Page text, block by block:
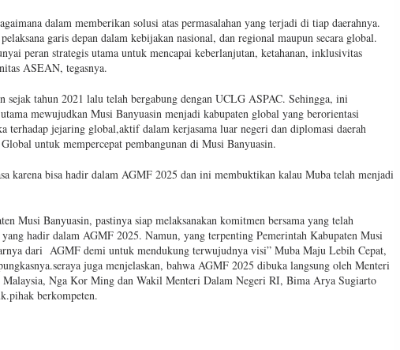
dalam memberikan solusi atas permasalahan yang terjadi di tiap daerahnya.
garis depan dalam kebijakan nasional, dan regional maupun secara global.
peran strategis utama untuk mencapai keberlanjutan, ketahanan, inklusivitas
ASEAN, tegasnya.
sejak tahun 2021 lalu telah bergabung dengan UCLG ASPAC. Sehingga, ini
mewujudkan Musi Banyuasin menjadi kabupaten global yang berorientasi
terhadap jejaring global,aktif dalam kerjasama luar negeri dan diplomasi daerah
untuk mempercepat pembangunan di Musi Banyuasin.
karena bisa hadir dalam AGMF 2025 dan ini membuktikan kalau Muba telah menjadi
Musi Banyuasin, pastinya siap melaksanakan komitmen bersama yang telah
hadir dalam AGMF 2025. Namun, yang terpenting Pemerintah Kabupaten Musi
dari AGMF demi untuk mendukung terwujudnya visi” Muba Maju Lebih Cepat,
juga menjelaskan, bahwa AGMF 2025 dibuka langsung oleh Menteri
Malaysia, Nga Kor Ming dan Wakil Menteri Dalam Negeri RI, Bima Arya Sugiarto
berkompeten.